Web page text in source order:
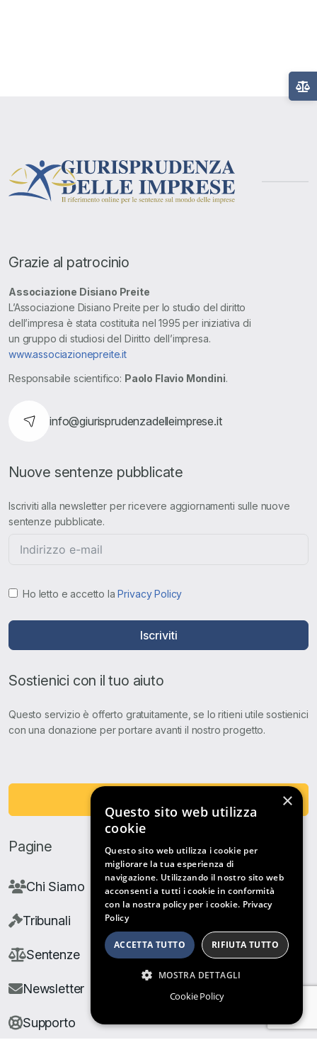
Grazie al patrocinio
Associazione Disiano Preite
L’Associazione Disiano Preite per lo studio del diritto
dell’impresa è stata costituita nel 1995 per iniziativa di
un gruppo di studiosi del Diritto dell’impresa.
www.associazionepreite.it
Responsabile scientifico: Paolo Flavio Mondini.
info@giurisprudenzadelleimprese.it
Nuove sentenze pubblicate
Iscriviti alla newsletter per ricevere aggiornamenti sulle nuove
sentenze pubblicate.
Ho letto e accetto laPrivacy Policy
Iscriviti
Sostienici con il tuo aiuto
Questo servizio è offerto gratuitamente, se lo ritieni utile sostienici
con una donazione per portare avanti il nostro progetto.
Pagine
Chi Siamo
Tribunali
Sentenze
Newsletter
Supporto
×
Questo sito web utilizza
cookie
Questo sito web utilizza i cookie per
migliorare la tua esperienza di
navigazione. Utilizzando il nostro sito web
acconsenti a tutti i cookie in conformità
con la nostra policy per i cookie. Privacy
Policy
ACCETTA TUTTO RIFIUTA TUTTO
MOSTRA DETTAGLI
Cookie Policy